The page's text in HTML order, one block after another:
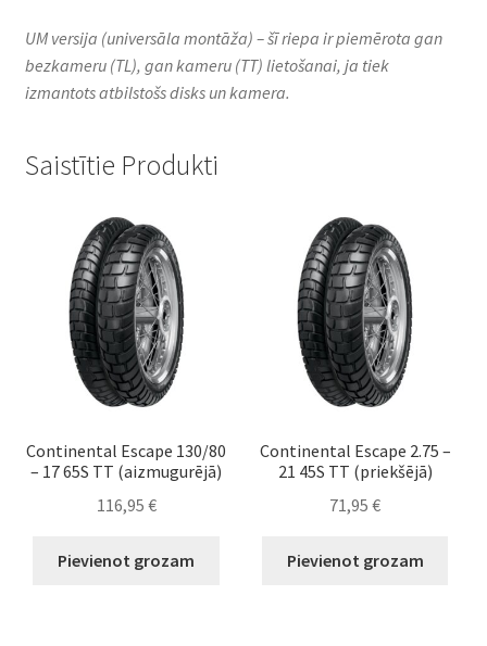
UM versija (universāla montāža) – šī riepa ir piemērota gan
bezkameru (TL), gan kameru (TT) lietošanai, ja tiek
izmantots atbilstošs disks un kamera.
Saistītie Produkti
Continental Escape 130/80
– 17 65S TT (aizmugurējā)
116,95 €
Pievienot grozam
Continental Escape 2.75 –
21 45S TT (priekšējā)
71,95€
Pievienot grozam